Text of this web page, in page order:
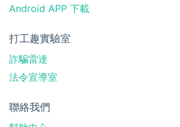
Android APP 下載
打工趣實驗室
詐騙雷達
法令宣導室
聯絡我們